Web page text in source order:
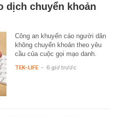
dịch chuyển khoản
Công an khuyến cáo người dân
không chuyển khoản theo yêu
cầu của cuộc gọi mạo danh.
TEK-LIFE - 6 giờ trước